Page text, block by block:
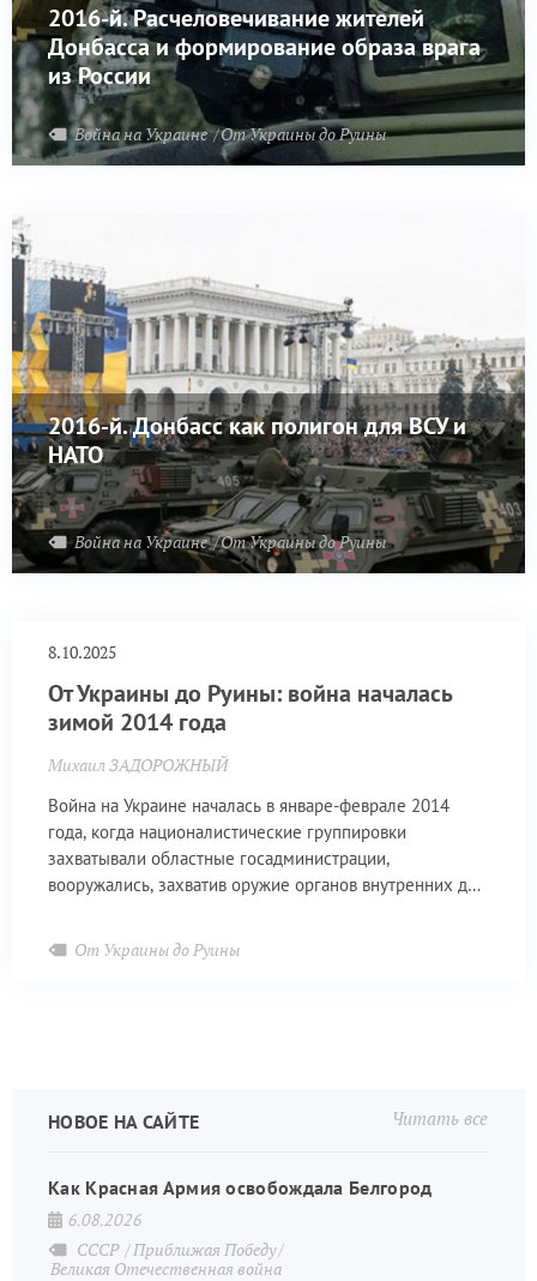
2016-й. Расчеловечивание жителей
Донбасса и формирование образа врага
из России
Война на Украине От Украины до Руины
2016-й. Донбасс как полигон для ВСУ и
НАТО
Война на Украине От Украины до Руины
8.10.2025
От Украины до Руины: война началась
зимой 2014 года
Михаил ЗАДОРОЖНЫЙ
Война на Украине началась в январе-феврале 2014
года, когда националистические группировки
захватывали областные госадминистрации,
вооружались, захватив оружие органов внутренних дел
От Украины до Руины
Читать все
НОВОЕ НА САЙТЕ
Как Красная Армия освобождала Белгород
6.08.2026
СССР
Приближая Победу
Великая Отечественная война